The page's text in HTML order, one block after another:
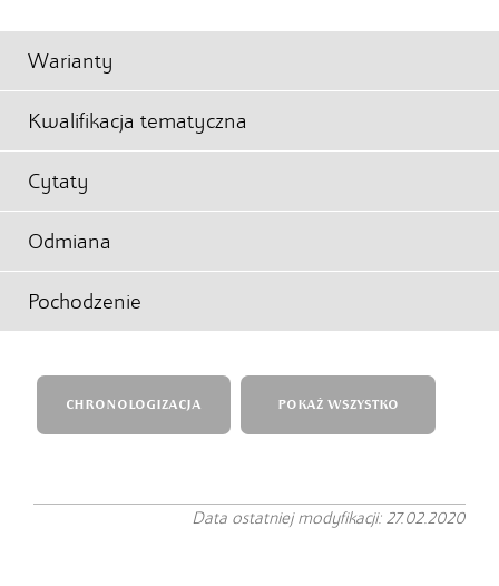
Warianty
Kwalifikacja tematyczna
Cytaty
Odmiana
Pochodzenie
CHRONOLOGIZACJA POKAŻ WSZYSTKO
Data ostatniej modyfikacji: 27.02.2020